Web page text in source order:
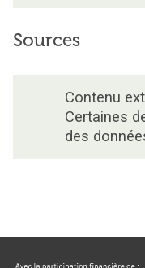
Sources
Contenu
Certaines
des